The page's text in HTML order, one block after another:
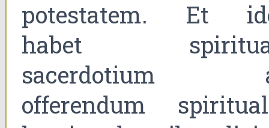
potestatem. Et
habet
sacerdotium
offerendum